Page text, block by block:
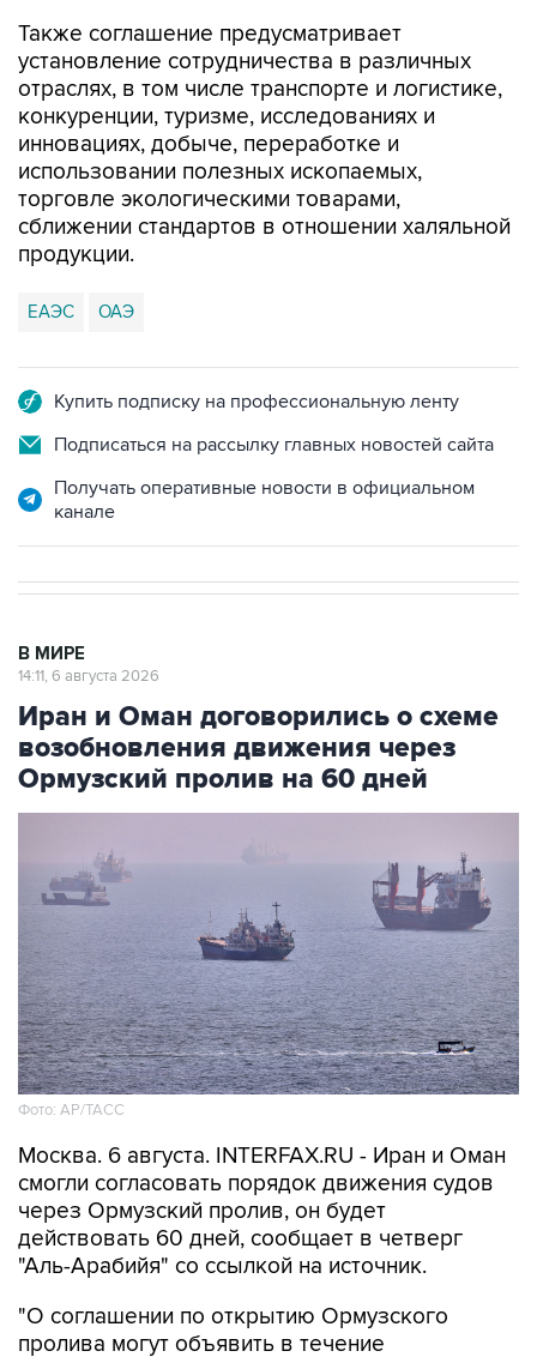
Также соглашение предусматривает
установление сотрудничества в различных
отраслях, в том числе транспорте и логистике,
конкуренции, туризме, исследованиях и
инновациях, добыче, переработке и
использовании полезных ископаемых,
торговле экологическими товарами,
сближении стандартов в отношении халяльной
продукции.
ЕАЭС ОАЭ
Купить подписку на профессиональную ленту
Подписаться на рассылку главных новостей сайта
Получать оперативные новости в официальном
канале
В МИРЕ
14:11, 6 августа 2026
Иран и Оман договорились о схеме
возобновления движения через
Ормузский пролив на 60 дней
Фото: AP/ТАСС
Москва. 6 августа. INTERFAX.RU - Иран и Оман
смогли согласовать порядок движения судов
через Ормузский пролив, он будет
действовать 60 дней, сообщает в четверг
"Аль-Арабийя" со ссылкой на источник.
"О соглашении по открытию Ормузского
пролива могут объявить в течение